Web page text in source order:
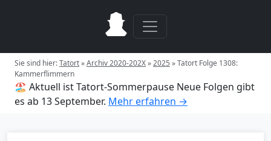
Sie sind hier:Tatort»Archiv 2020-202X»2025 »Tatort Folge 1308:
Kammerflimmern
🏖️ Aktuell ist Tatort-Sommerpause Neue Folgen gibt
es ab 13 September. Mehr erfahren →